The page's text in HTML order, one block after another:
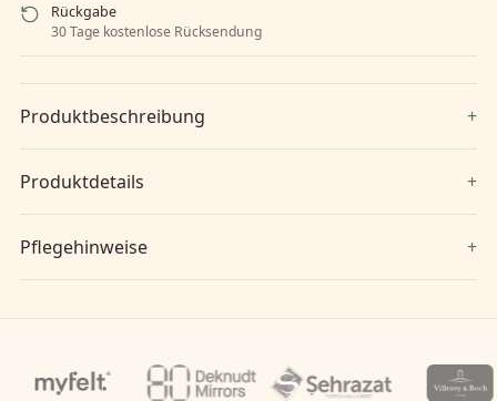
Rückgabe
30 Tage kostenlose Rücksendung
Produktbeschreibung
Produktdetails
Pflegehinweise